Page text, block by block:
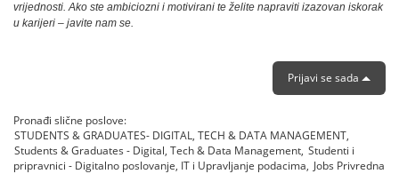
vrijednosti. Ako ste ambiciozni i motivirani te želite napraviti izazovan iskorak
u karijeri – javite nam se.
Prijavi se sada
Pronađi slične poslove:
STUDENTS & GRADUATES- DIGITAL, TECH & DATA MANAGEMENT,
Students & Graduates - Digital, Tech & Data Management, Studenti i
pripravnici - Digitalno poslovanje, IT i Upravljanje podacima, Jobs Privredna